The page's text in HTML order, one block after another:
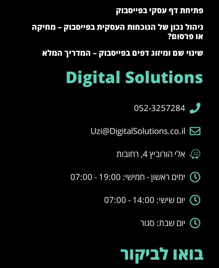
פתיחת דף עסקי בפייסבוק
ניהול נכון של הנוכחות העסקית בפייסבוק – מחיקה
או פרסום?
שינוי שם ומיזוג דפים בפייסבוק – המדריך המלא
Digital Solutions
052-3257284
Uzi@DigitalSolutions.co.il
אלי הורוביץ 4, רחובות
ימים ראשון - חמישי: 19:00 - 07:00
יום שישי: 14:00 - 07:00
יום שבת: סגור
בואו לביקור